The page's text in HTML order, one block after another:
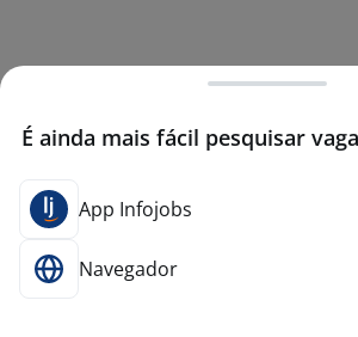
É ainda mais fácil pesquisar
App Infojobs
Navegador